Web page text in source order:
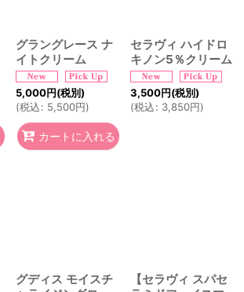
グラングレース ナ
イトクリーム
5,000円(税別)
(税込: 5,500円)
カートに入れる
セラヴィ ハイドロ
キノン5％クリーム
3,500円(税別)
(税込: 3,850円)
グディス モイスチ
【セラヴィ スパセ